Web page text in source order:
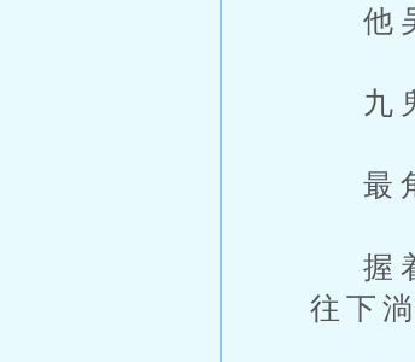
他吴
九鬼
最角
握着
往下淌